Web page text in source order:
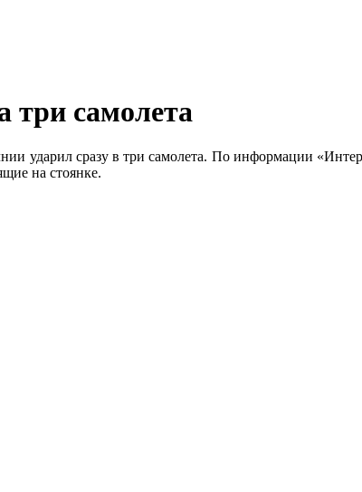
три самолета
ударил сразу в три самолета. По информации
на стоянке.